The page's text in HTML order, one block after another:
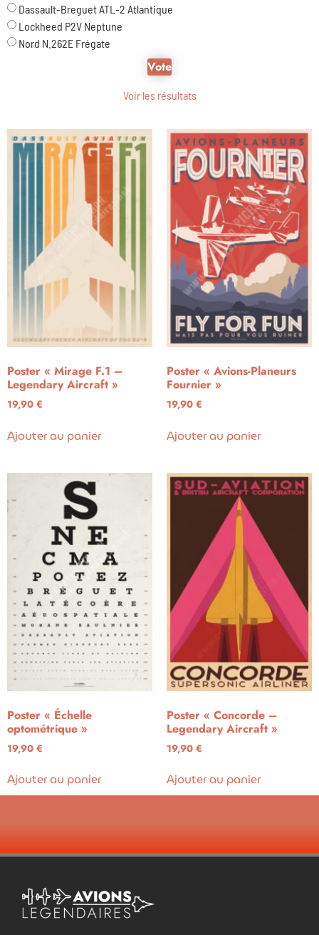
Dassault-Breguet ATL-2 Atlantique
Lockheed P2V Neptune
Nord N.262E Frégate
Voir les résultats
Poster « Mirage F.1 –
Legendary Aircraft »
19,90 €
Ajouter au panier
Poster « Avions-Planeurs
Fournier »
19,90 €
Ajouter au panier
Poster « Échelle
optométrique »
19,90 €
Ajouter au panier
Poster « Concorde –
Legendary Aircraft »
19,90 €
Ajouter au panier